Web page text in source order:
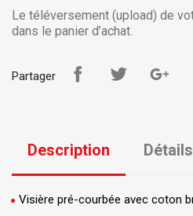
Le téléversement (upload) de
dans le panier d’achat.
Partager
Description
Visière pré-courbée avec coton